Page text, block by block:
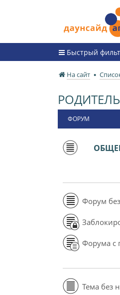
Быстрый
На сайт
ФОРУМ
Форум
Форума с
Тема без